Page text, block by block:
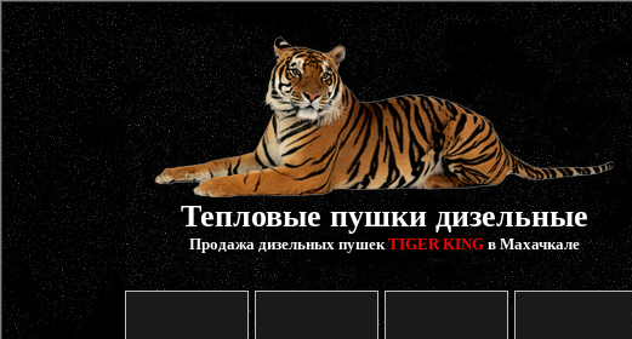
Тепловые пушки дизельные
Продажа дизельных пушекTIGER KINGв Махачкале